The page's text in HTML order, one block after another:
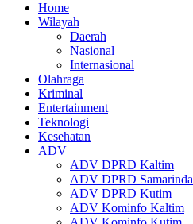
Home
Wilayah
Daerah
Nasional
Internasional
Olahraga
Kriminal
Entertainment
Teknologi
Kesehatan
ADV
ADV DPRD Kaltim
ADV DPRD Samarinda
ADV DPRD Kutim
ADV Kominfo Kaltim